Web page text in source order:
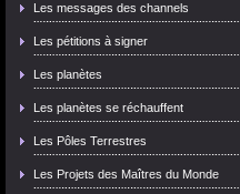
Les messages des channels
Les pétitions à signer
Les planètes
Les planètes se réchauffent
Les Pôles Terrestres
Les Projets des Maîtres du Monde